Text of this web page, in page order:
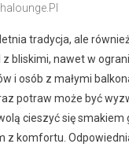
tradycja, ale
z bliskimi, nawet w
i osób z małymi
potraw może być
cieszyć się smakiem
z komfortu.